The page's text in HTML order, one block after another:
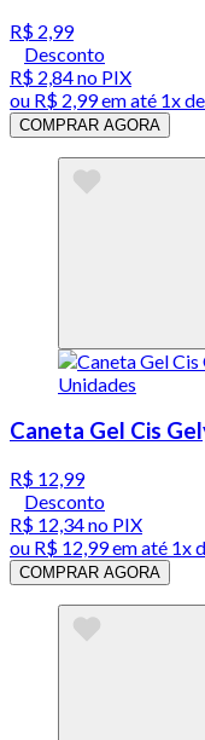
R$ 2,99
Desconto
R$ 2,84no PIX
ou R$ 2,99em até 1x de
COMPRAR AGORA
Caneta Gel Cis
R$ 12,99
Desconto
R$ 12,34no PIX
ou R$ 12,99em até 1x
COMPRAR AGORA